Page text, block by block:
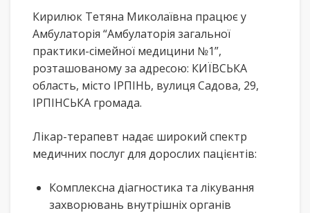
Кирилюк Тетяна Миколаївна працює у
Амбулаторія “Амбулаторія загальної
практики-сімейної медицини №1”,
розташованому за адресою: КИЇВСЬКА
область, місто ІРПІНЬ, вулиця Садова, 29,
ІРПІНСЬКА громада.
Лікар-терапевт надає широкий спектр
медичних послуг для дорослих пацієнтів:
Комплексна діагностика та лікування
захворювань внутрішніх органів